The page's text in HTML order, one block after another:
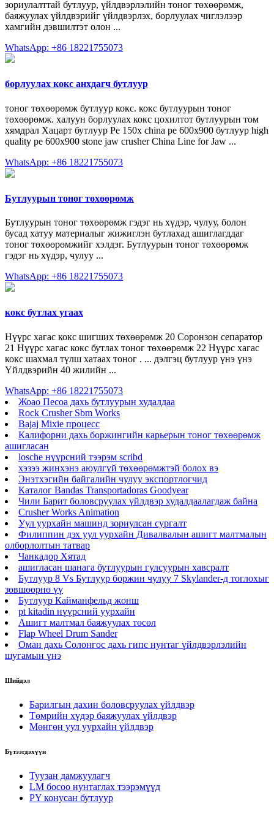
зориулалттай бутлуур, үйлдвэрлэлийн тоног төхөөрөмж,
баяжуулах үйлдвэрийг үйлдвэрлэх, борлуулах чиглэлээр
хамгийн дэвшилтэт олон ...
WhatsApp: +86 18221755073
борлуулах кокс анхдагч бутлуур
тоног төхөөрөмж бутлуур кокс. кокс бутлуурын тоног
төхөөрөмж. халуун борлуулах кокс цохилтот бутлуурын том
хямдрал Хацарт бутлуур Pe 150x china pe 600x900 бутлуур high
quality pe 600x900 stone jaw crusher China Line for Jaw ...
WhatsApp: +86 18221755073
Бутлуурын тоног төхөөрөмж
Бутлуурын тоног төхөөрөмж гэдэг нь хүдэр, чулуу, болон
бусад хатуу материалыг жижиглэн бутлахад ашиглагддаг
тоног төхөөрөмжийг хэлдэг. Бутлуурын тоног төхөөрөмж
гэдэг нь хүдэр, чулуу ...
WhatsApp: +86 18221755073
кокс бутлах угаах
Нүүрс хагас кокс шигших төхөөрөмж 20 Соронзон сепаратор
21 Нүүрс хагас кокс бутлах тоног төхөөрөмж 22 Нүүрс хагас
кокс шахмал түлш хатаах тоног . ... дэлгэц бутлуур үнэ үнэ
Үйлдвэрийн 40 жилийн ...
WhatsApp: +86 18221755073
Жоао Песоа дахь бутлуурын худалдаа
Rock Crusher Sbm Works
Bajaj Mixie процесс
Калифорни дахь боржингийн карьерын тоног төхөөрөмж
ашигласан
losche нүүрсний тээрэм scribd
хэзээ жинхэнэ аюулгүй төхөөрөмжтэй болох вэ
Энэтхэгийн байгалийн чулуу экспортлогчид
Каталог Bandas Transportadoras Goodyear
Чили Барит боловсруулах үйлдвэр худалдаалагдаж байна
Crusher Works Animation
Уул уурхайн машинд зориулсан сургалт
Филиппин дэх уул уурхайн Дивалвалын ашигт малтмалын
олборлолтын татвар
Чанкадор Хятад
ашигласан шанага бутлуурын гулсуурын хавсралт
Бутлуур 8 Vs Бутлуур боржин чулуу 7 Skylander-д тоглохыг
зөвшөөрнө үү
Бутлуур Кайманфельд жонш
pt kitadin нүүрсний уурхайн
Ашигт малтмал баяжуулах төсөл
Flap Wheel Drum Sander
Оман дахь Солонгос дахь гипс нунтаг үйлдвэрлэлийн
шугамын үнэ
Шийдэл
Барилгын дахин боловсруулах үйлдвэр
Төмрийн хүдэр баяжуулах үйлдвэр
Мөнгөн уул уурхайн үйлдвэр
Бүтээгдэхүүн
Туузан дамжуулагч
LM босоо нунтаглах тээрэмүүд
PY конусан бутлуур